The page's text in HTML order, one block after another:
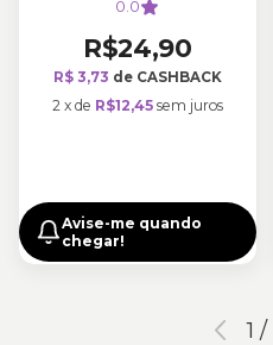
0.0
R$24,90
R$ 3,73 de CASHBACK
2 x de R$12,45 sem juros
Avise-me quando
chegar!
1 /